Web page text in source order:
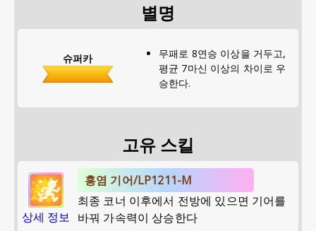
별명
슈퍼카
무패로 8연승 이상을 거두고,
평균 7마신 이상의 차이로 우
승한다.
고유 스킬
상세 정보
홍염 기어/LP1211-M
최종 코너 이후에서 전방에 있으면 기어를
바꿔 가속력이 상승한다